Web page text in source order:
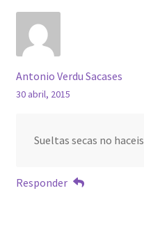
Antonio Verdu Sacases
30 abril, 2015
Sueltas secas no haceis
Responder